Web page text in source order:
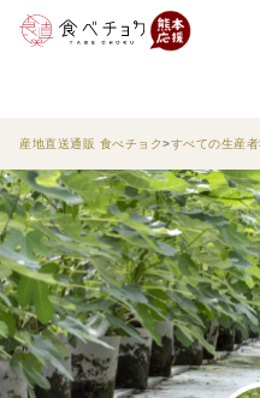
産地直送通販 食べチョク すべての生産者